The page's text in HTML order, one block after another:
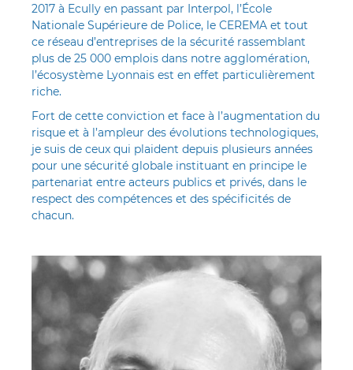
2017 à Ecully en passant par Interpol, l’École
Nationale Supérieure de Police, le CEREMA et tout
ce réseau d’entreprises de la sécurité rassemblant
plus de 25 000 emplois dans notre agglomération,
l’écosystème Lyonnais est en effet particulièrement
riche.
Fort de cette conviction et face à l’augmentation du
risque et à l’ampleur des évolutions technologiques,
je suis de ceux qui plaident depuis plusieurs années
pour une sécurité globale instituant en principe le
partenariat entre acteurs publics et privés, dans le
respect des compétences et des spécificités de
chacun.